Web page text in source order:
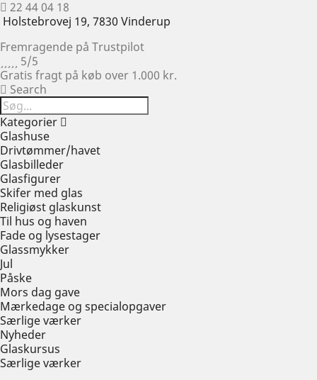
22 44 04 18
Holstebrovej 19, 7830 Vinderup
Fremragende på Trustpilot
5/5
Gratis fragt på køb over 1.000 kr.
Search
Kategorier
Glashuse
Drivtømmer/havet
Glasbilleder
Glasfigurer
Skifer med glas
Religiøst glaskunst
Til hus og haven
Fade og lysestager
Glassmykker
Jul
Påske
Mors dag gave
Mærkedage og specialopgaver
Særlige værker
Nyheder
Glaskursus
Særlige værker